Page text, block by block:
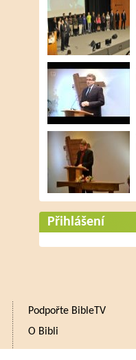
Přihlášení
Podpořte BibleTV
O Bibli